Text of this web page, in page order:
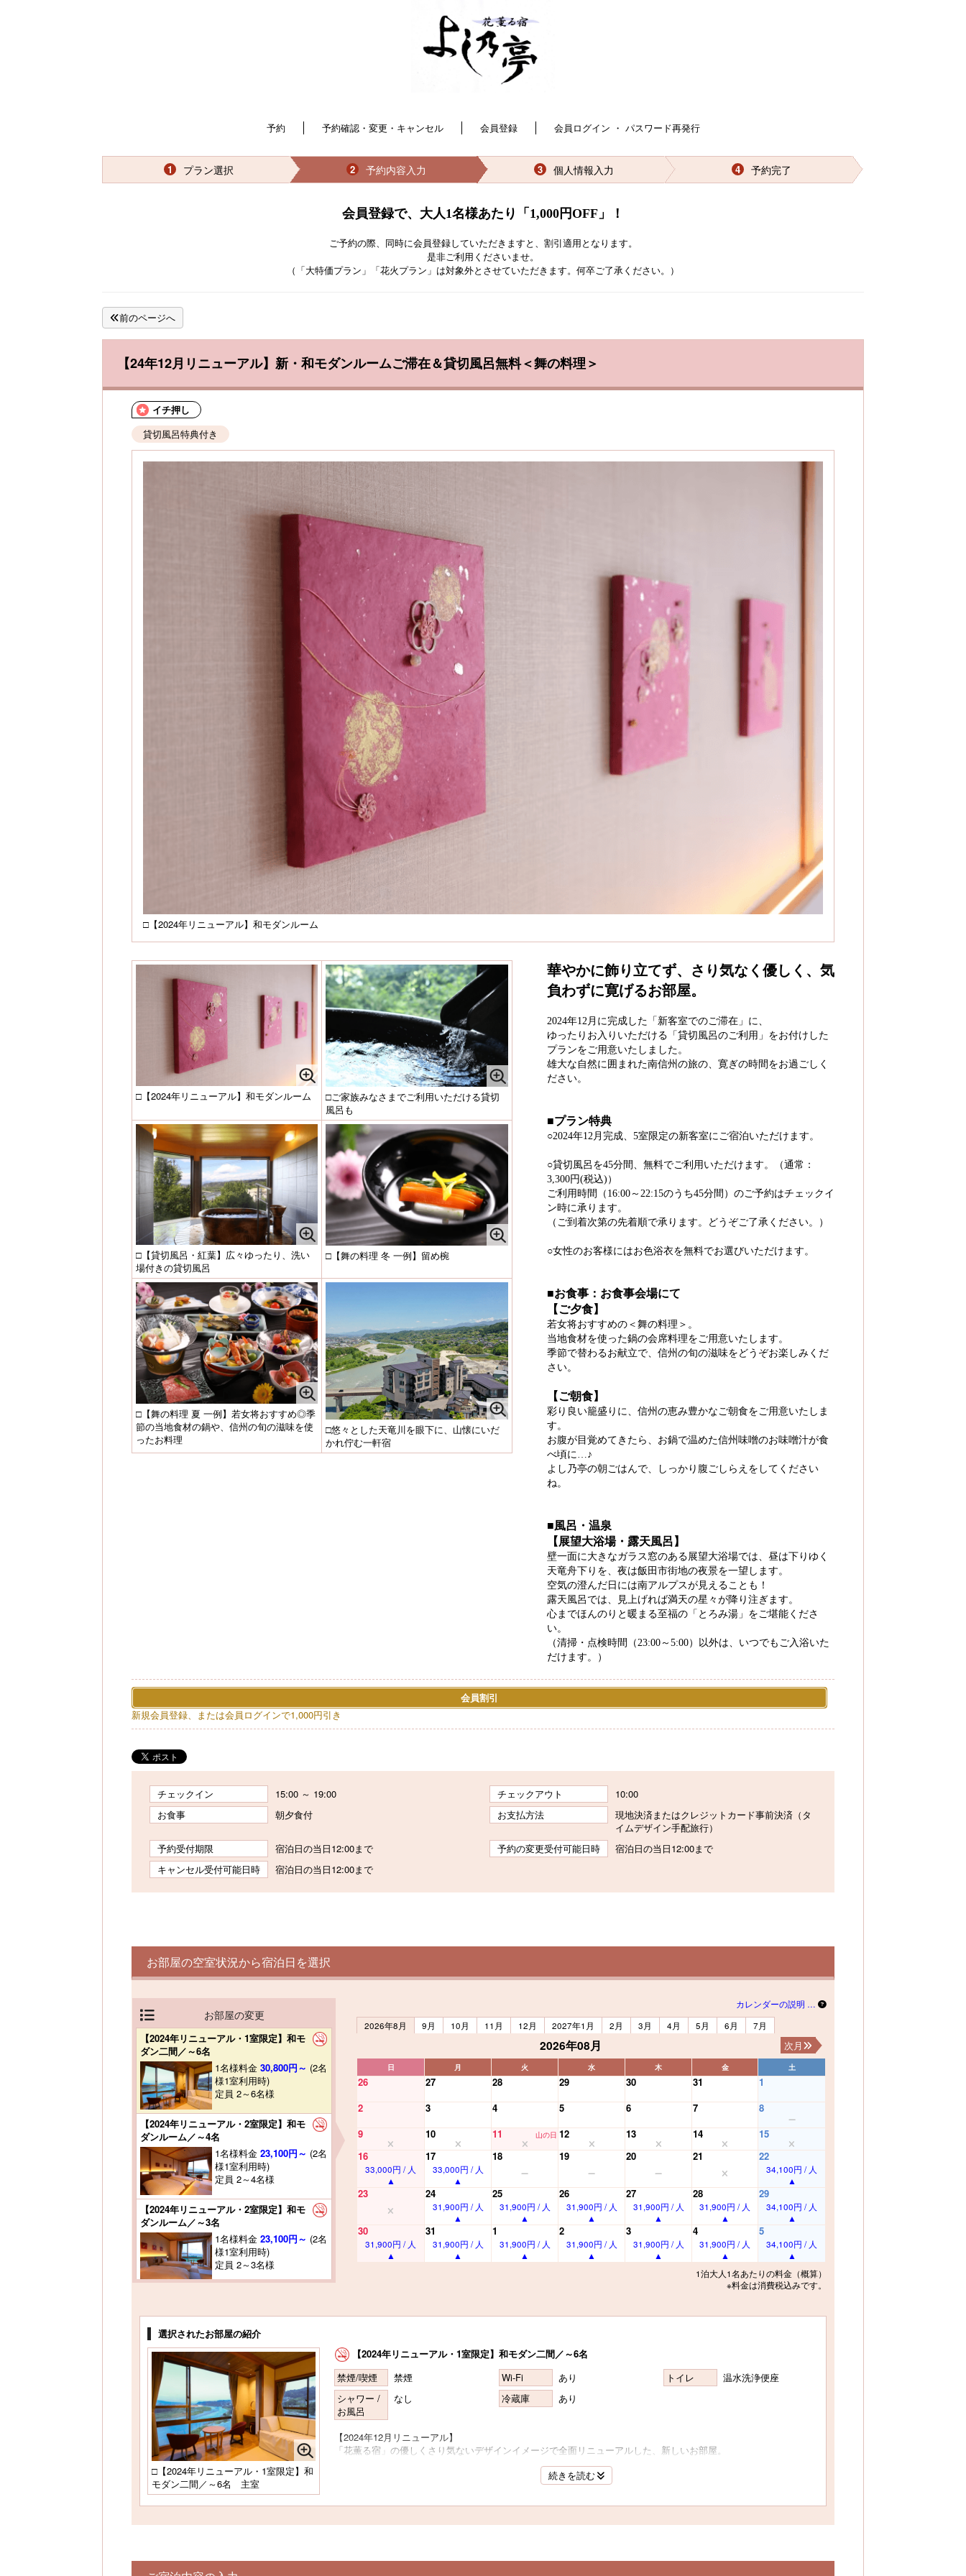
予約 予約確認・変更・キャンセル 会員登録 会員ログイン ・ パスワード再発行
1 プラン選択 2 予約内容入力 3 個人情報入力 4 予約完了
会員登録で、大人1名様あたり「1,000円OFF」！
ご予約の際、同時に会員登録していただきますと、割引適用となります。
是非ご利用くださいませ。
（「大特価プラン」「花火プラン」は対象外とさせていただきます。何卒ご了承ください。）
前のページへ
【24年12月リニューアル】新・和モダンルームご滞在＆貸切風呂無料＜舞の料理＞
イチ押し
貸切風呂特典付き
□【2024年リニューアル】和モダンルーム
華やかに飾り立てず、さり気なく優しく、気
負わずに寛げるお部屋。
2024年12月に完成した「新客室でのご滞在」に、
ゆったりお入りいただける「貸切風呂のご利用」をお付けした
プランをご用意いたしました。
雄大な自然に囲まれた南信州の旅の、寛ぎの時間をお過ごしく
ださい。
■プラン特典
○2024年12月完成、5室限定の新客室にご宿泊いただけます。
○貸切風呂を45分間、無料でご利用いただけます。（通常：
3,300円(税込)）
ご利用時間（16:00～22:15のうち45分間）のご予約はチェックイ
ン時に承ります。
（ご到着次第の先着順で承ります。どうぞご了承ください。）
○女性のお客様にはお色浴衣を無料でお選びいただけます。
■お食事：お食事会場にて
【ご夕食】
若女将おすすめの＜舞の料理＞。
当地食材を使った鍋の会席料理をご用意いたします。
季節で替わるお献立で、信州の旬の滋味をどうぞお楽しみくだ
さい。
【ご朝食】
彩り良い籠盛りに、信州の恵み豊かなご朝食をご用意いたしま
す。
お腹が目覚めてきたら、お鍋で温めた信州味噌のお味噌汁が食
べ頃に…♪
よし乃亭の朝ごはんで、しっかり腹ごしらえをしてください
ね。
■風呂・温泉
【展望大浴場・露天風呂】
壁一面に大きなガラス窓のある展望大浴場では、昼は下りゆく
天竜舟下りを、夜は飯田市街地の夜景を一望します。
空気の澄んだ日には南アルプスが見えることも！
露天風呂では、見上げれば満天の星々が降り注ぎます。
心までほんのりと暖まる至福の「とろみ湯」をご堪能くださ
い。
（清掃・点検時間（23:00～5:00）以外は、いつでもご入浴いた
だけます。）
□【2024年リニューアル】和モダンルーム
□ご家族みなさまでご利用いただける貸切
風呂も
□【貸切風呂・紅葉】広々ゆったり、洗い
場付きの貸切風呂
□【舞の料理 冬 一例】留め椀
□【舞の料理 夏 一例】若女将おすすめ◎季
節の当地食材の鍋や、信州の旬の滋味を使
ったお料理
□悠々とした天竜川を眼下に、山懐にいだ
かれ佇む一軒宿
会員割引
新規会員登録、または会員ログインで1,000円引き
チェックイン 15:00 ～ 19:00 チェックアウト
10:00
お食事
朝夕食付 お支払方法
現地決済またはクレジットカード事前決済（タ
イムデザイン手配旅行）
予約受付期限
宿泊日の当日12:00まで 予約の変更受付可能日時
宿泊日の当日12:00まで
キャンセル受付可能日時
宿泊日の当日12:00まで
お部屋の空室状況から宿泊日を選択
お部屋の変更
【2024年リニューアル・1室限定】和モ
ダン二間／～6名
1名様料金30,800円～ (2名
様1室利用時)
定員 2～6名様
【2024年リニューアル・2室限定】和モ
ダンルーム／～4名
1名様料金23,100円～ (2名
様1室利用時)
定員 2～4名様
【2024年リニューアル・2室限定】和モ
ダンルーム／～3名
1名様料金23,100円～ (2名
様1室利用時)
定員 2～3名様
カレンダーの説明 …
2026年8月
9月 10月 11月 12月 2027年1月 2月 3月 4月 5月 6月 7月
2026年08月 次月
日 月 火 水 木 金 土
26 27 28 29 30 31
1
2
3 4 5 6 7
8
9
10 11 山の日 12 13 14
15
16
33,000円 / 人
17
33,000円 / 人
18 19 20 21 22
34,100円 / 人
23 24
31,900円 / 人
25
31,900円 / 人
26
31,900円 / 人
27
31,900円 / 人
28
31,900円 / 人
29
34,100円 / 人
30
31,900円 / 人
31
31,900円 / 人
1
31,900円 / 人
2
31,900円 / 人
3
31,900円 / 人
4
31,900円 / 人
5
34,100円 / 人
1泊大人1名あたりの料金（概算）
※料金は消費税込みです。
選択されたお部屋の紹介
□【2024年リニューアル・1室限定】和
モダン二間／～6名 主室
【2024年リニューアル・1室限定】和モダン二間／～6名
禁煙/喫煙
禁煙 Wi-Fi あり トイレ
温水洗浄便座
シャワー /
お風呂
なし 冷蔵庫 あり
【2024年12月リニューアル】
「花薫る宿」の優しくさり気ないデザインイメージで全面リニューアルした、新しいお部屋。
3名様ご利用時はエキストラベッドまたは畳上にお布団をご用意、4名様以上でご利用の場合は畳上にお布団をご用
・33平米+20平米+踏込
続きを読む